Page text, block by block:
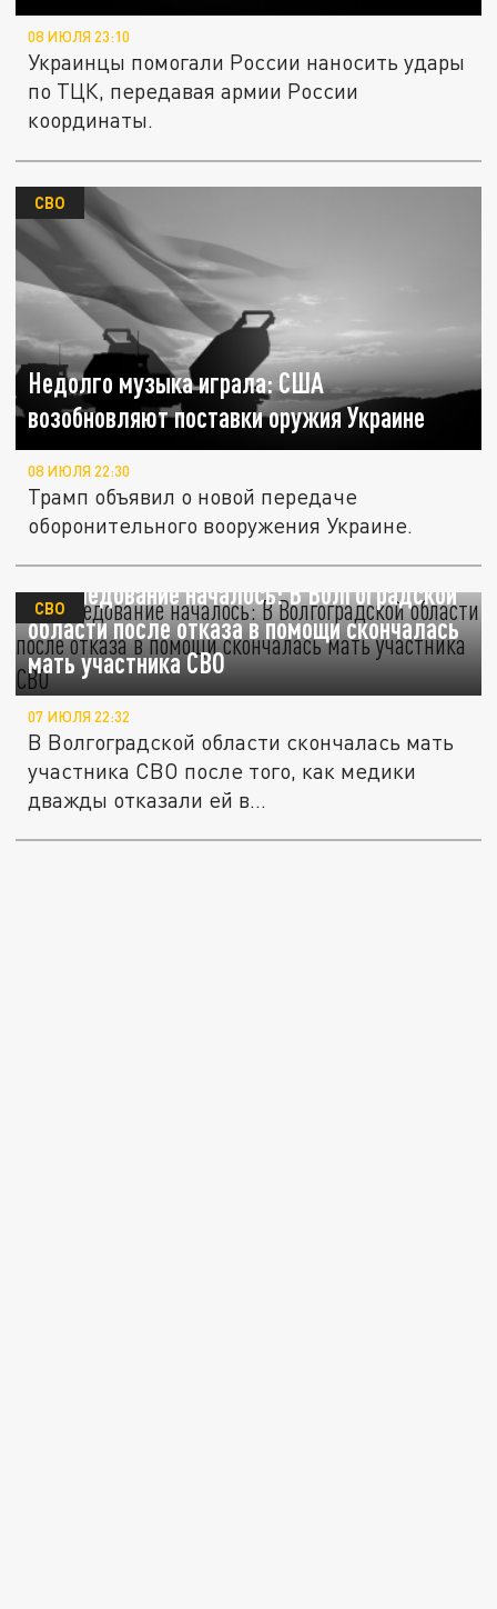
08 ИЮЛЯ 23:10
Украинцы помогали России наносить удары
по ТЦК, передавая армии России
координаты.
Недолго музыка играла: США
возобновляют поставки оружия Украине
СВО
08 ИЮЛЯ 22:30
Трамп объявил о новой передаче
оборонительного вооружения Украине.
Расследование началось: В Волгоградской
области после отказа в помощи скончалась
мать участника СВО
СВО
07 ИЮЛЯ 22:32
В Волгоградской области скончалась мать
участника СВО после того, как медики
дважды отказали ей в...